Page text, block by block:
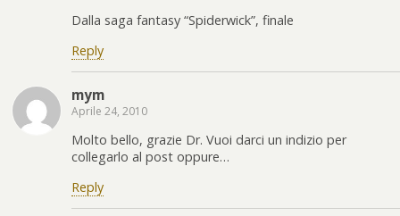
Dalla saga fantasy “Spiderwick”, finale
Reply
mym
Aprile 24, 2010
Molto bello, grazie Dr. Vuoi darci un indizio per
collegarlo al post oppure…
Reply